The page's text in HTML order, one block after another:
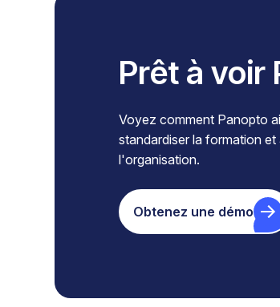
Prêt à voir
Voyez comment Panopto
standardiser la formation
l'organisation.
Obtenez une démo